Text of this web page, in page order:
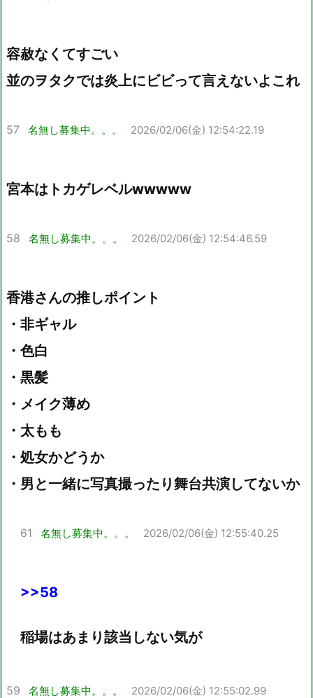
容赦なくてすごい
並のヲタクでは炎上にビビって言えないよこれ
57 名無し募集中。。。 2026/02/06(金) 12:54:22.19
宮本はトカゲレベルwwwww
58 名無し募集中。。。 2026/02/06(金) 12:54:46.59
香港さんの推しポイント
・非ギャル
・色白
・黒髪
・メイク薄め
・太もも
・処女かどうか
・男と一緒に写真撮ったり舞台共演してないか
61 名無し募集中。。。 2026/02/06(金) 12:55:40.25
>>58
稲場はあまり該当しない気が
59 名無し募集中。。。 2026/02/06(金) 12:55:02.99